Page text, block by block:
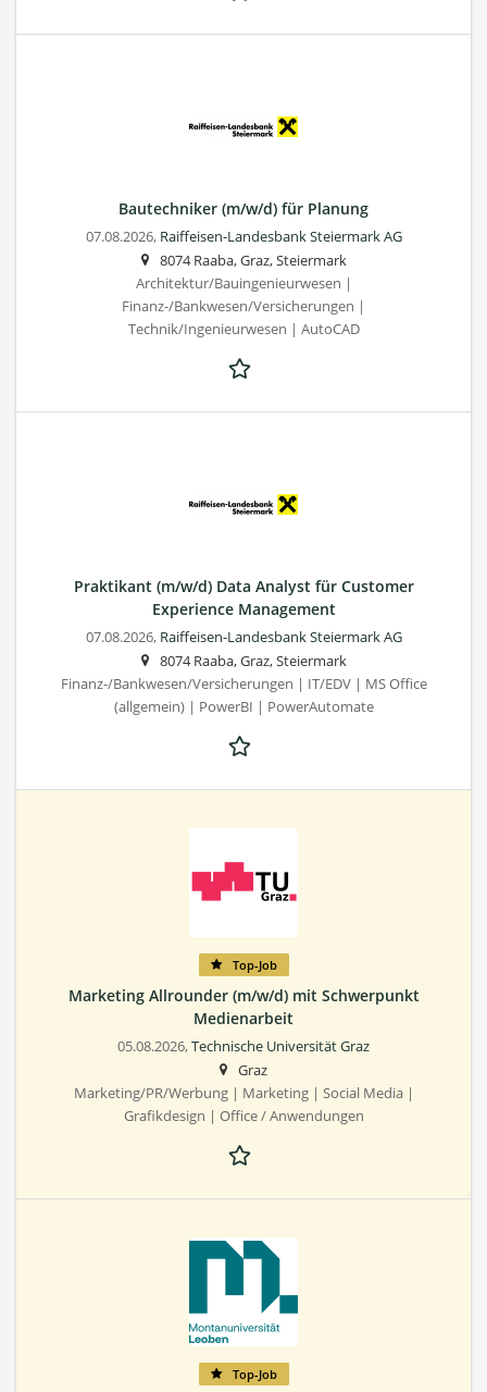
Bautechniker (m/w/d) für Planung
07.08.2026, Raiffeisen-Landesbank Steiermark AG
8074 Raaba, Graz, Steiermark
Architektur/Bauingenieurwesen |
Finanz-/Bankwesen/Versicherungen |
Technik/Ingenieurwesen | AutoCAD
Praktikant (m/w/d) Data Analyst für Customer
Experience Management
07.08.2026, Raiffeisen-Landesbank Steiermark AG
8074 Raaba, Graz, Steiermark
Finanz-/Bankwesen/Versicherungen | IT/EDV | MS Office
(allgemein) | PowerBI | PowerAutomate
Top-Job
Marketing Allrounder (m/w/d) mit Schwerpunkt
Medienarbeit
05.08.2026,Technische Universität Graz
Graz
Marketing/PR/Werbung | Marketing | Social Media |
Grafikdesign | Office / Anwendungen
Top-Job